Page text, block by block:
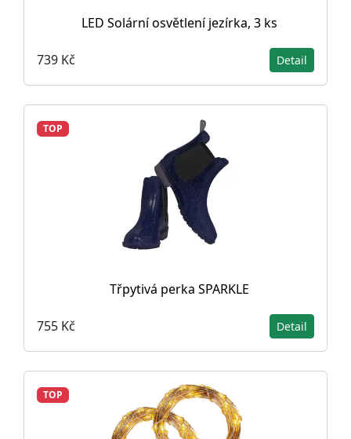
LED Solární osvětlení jezírka, 3 ks
739 Kč Detail
TOP
Třpytivá perka SPARKLE
755 Kč Detail
TOP